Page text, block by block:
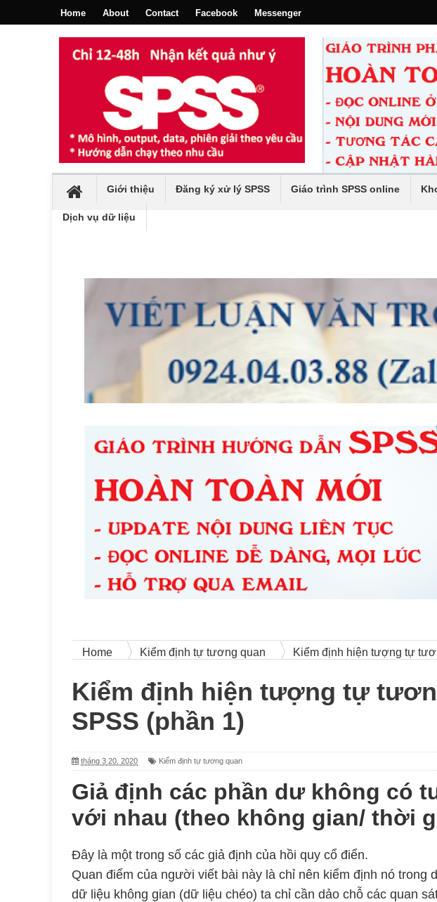
Home About Contact Facebook Messenger
Giới thiệu Đăng ký xử lý SPSS Giáo trình SPSS online
Dịch vụ dữ liệu
Home Kiểm định tự tương quan Kiểm định hiện tượng tự
Kiểm định hiện tượng tự
SPSS (phần 1)
tháng 3 20, 2020 Kiểm định tự tương quan
Giả định các phần dư không có
với nhau (theo không gian/ thời
Đây là một trong số các giả định của hồi quy cổ điển.
Quan điểm của người viết bài này là chỉ nên kiểm định nó trong
dữ liệu không gian (dữ liệu chéo) ta chỉ cần dảo chỗ các quan